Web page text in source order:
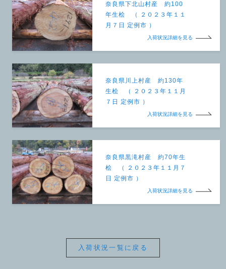
奈良県下北山村産 約100
年生桧 （ ２０２３年１１
月７日 定例市 ）
入荷状況詳細を見る
奈良県川上村産 約130年
生桧 （ ２０２３年１１月
７日 定例市 ）
入荷状況詳細を見る
奈良県黒滝村産 約70年生
桧 （ ２０２３年１１月７
日 定例市 ）
入荷状況詳細を見る
入荷状況一覧に戻る